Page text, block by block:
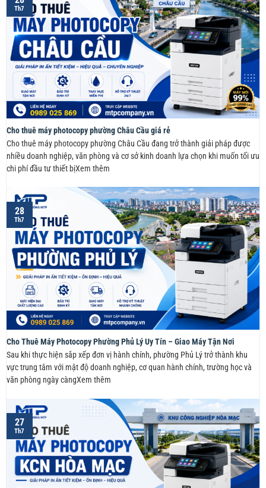
Cho thuê máy photocopy phường Châu Cầu giá rẻ
Cho thuê máy photocopy phường Châu Cầu đang trở thành giải pháp được
nhiều doanh nghiệp, văn phòng và cơ sở kinh doanh lựa chọn khi muốn tối ưu
chi phí đầu tư thiết bịXem thêm
Th7
Cho Thuê Máy Photocopy Phường Phủ Lý Uy Tín – Giao Máy Tận Nơi
Sau khi thực hiện sắp xếp đơn vị hành chính, phường Phủ Lý trở thành khu
vực trung tâm với mật độ doanh nghiệp, cơ quan hành chính, trường học và
văn phòng ngày càngXem thêm
28
Th7
27
Th7